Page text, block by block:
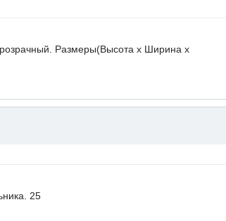
Размеры(Высота х Ширина х
25